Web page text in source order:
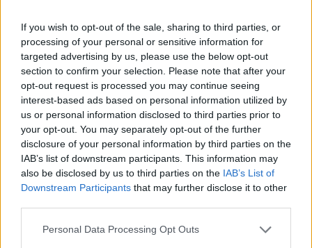
If you wish to opt-out of the sale, sharing to third parties, or
processing of your personal or sensitive information for
targeted advertising by us, please use the below opt-out
section to confirm your selection. Please note that after your
opt-out request is processed you may continue seeing
interest-based ads based on personal information utilized by
us or personal information disclosed to third parties prior to
your opt-out. You may separately opt-out of the further
disclosure of your personal information by third parties on the
IAB’s list of downstream participants. This information may
also be disclosed by us to third parties on the IAB’s List of
Downstream Participants that may further disclose it to other
Please note that this website/app uses one or more Google
Personal Data Processing Opt Outs
Δήμος Ιωαννίνων: Ονόμασε «Βαγγέλης Γιακουμάκης»
την οδό που ο αδικοχαμένος 20χρονος άφησε την